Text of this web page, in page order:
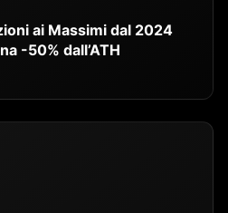
ai Massimi dal 2024
-50% dall’ATH